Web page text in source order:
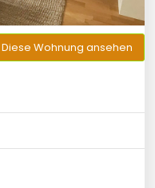
Diese Wohnung ansehen